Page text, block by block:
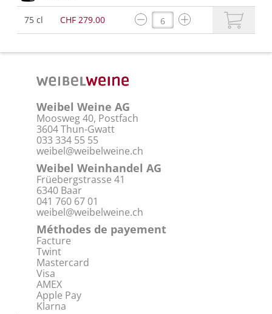
75 cl CHF 279.00
Weibel Weine AG
Moosweg 40, Postfach
3604 Thun-Gwatt
033 334 55 55
weibel@weibelweine.ch
Weibel Weinhandel AG
Früebergstrasse 41
6340 Baar
041 760 67 01
weibel@weibelweine.ch
Méthodes de payement
Facture
Twint
Mastercard
Visa
AMEX
Apple Pay
Klarna